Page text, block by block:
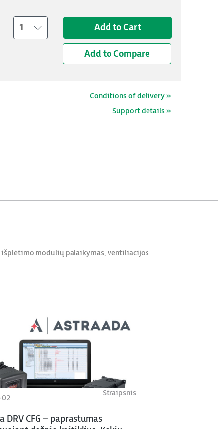
Add to Cart
1
Add to Compare
Conditions of delivery »
Support details »
išplėtimo modulių palaikymas, ventiliacijos
Straipsnis
DRV CFG – paprastumas